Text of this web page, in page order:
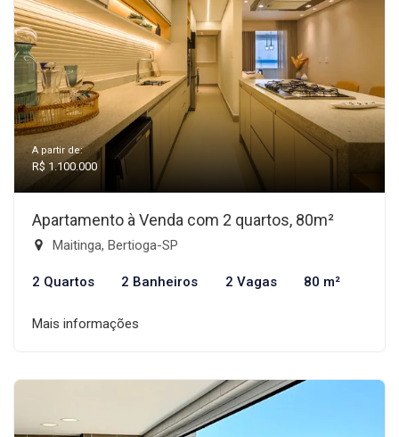
A partir de:
R$ 1.100.000
Apartamento à Venda com 2 quartos, 80m²
Maitinga, Bertioga-SP
2 Quartos 2 Banheiros 2 Vagas 80 m²
Mais informações